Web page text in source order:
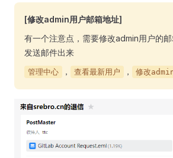
[修改admin用户邮箱地址]
有一个注意点，需要修改admin用户的
发送邮件出来
管理中心 ， 查看最新用户 ， 修改